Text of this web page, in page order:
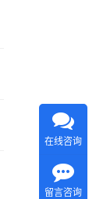
在线咨询
留言咨询